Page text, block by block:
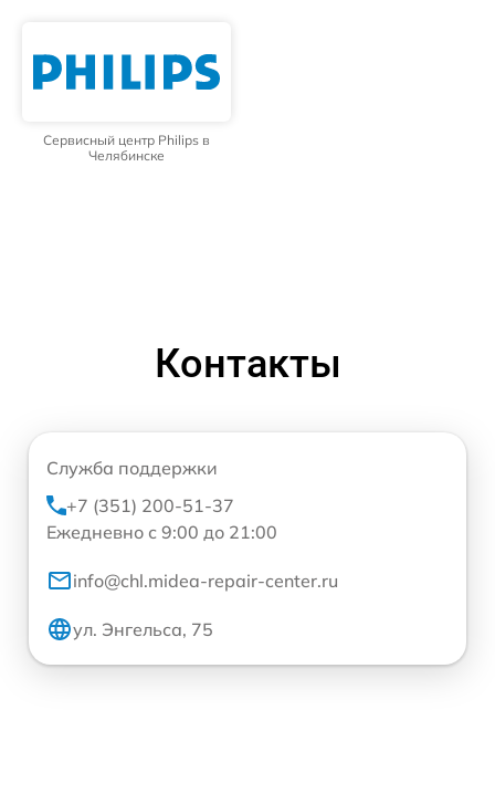
Сервисный центр Philips в
Челябинске
Контакты
Служба поддержки
+7 (351) 200-51-37
Ежедневно с 9:00 до 21:00
info@chl.midea-repair-center.ru
ул. Энгельса, 75